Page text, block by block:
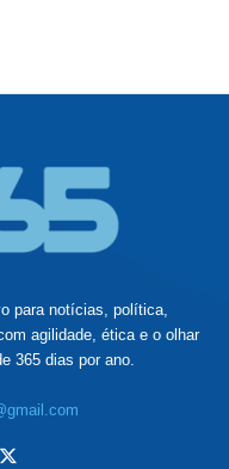
para notícias, política,
agilidade, ética e o olhar
365 dias por ano.